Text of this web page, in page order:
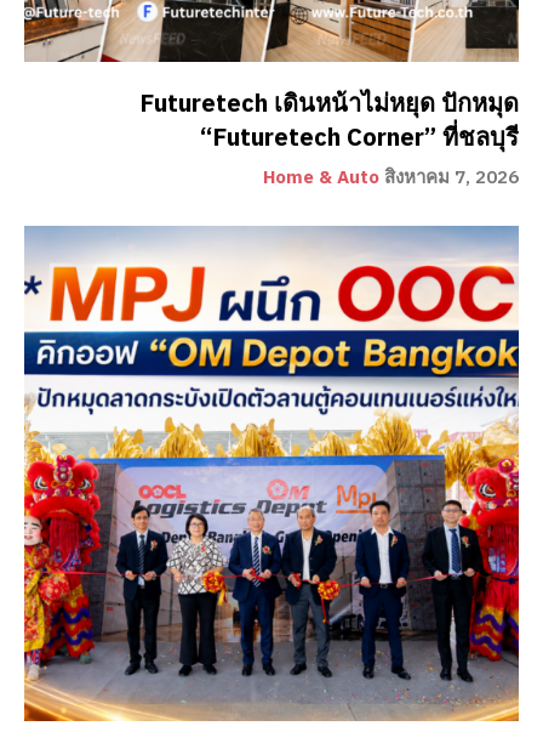
Futuretech เดินหน้าไม่หยุด ปักหมุด
“Futuretech Corner” ที่ชลบุรี
Home & Auto สิงหาคม 7, 2026